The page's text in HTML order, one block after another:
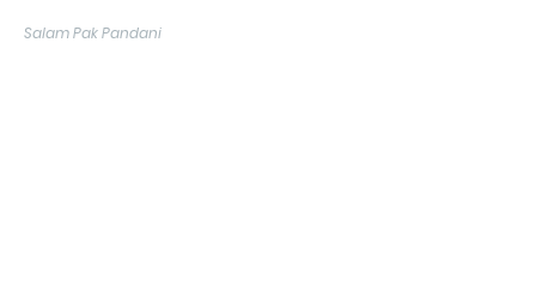
Salam Pak Pandani